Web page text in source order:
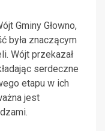
Gminy Głowno,
była znaczącym
Wójt przekazał
serdeczne
etapu w ich
jest